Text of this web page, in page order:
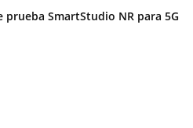
prueba SmartStudio NR para 5G